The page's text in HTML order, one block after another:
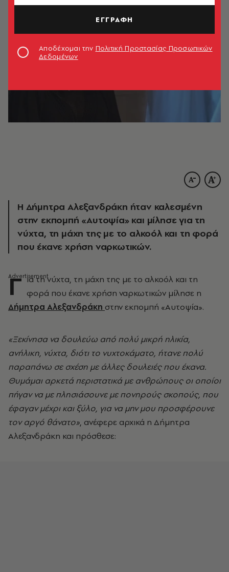
Η Δήμητρα Αλεξανδράκη ήταν καλεσμένη
στην εκπομπή «Αυτοψία» και μίλησε για τη
νύχτα, τη μάχη της με το αλκοόλ και τη φορά
που έκανε χρήση ναρκωτικών.
Γ ια τη νύχτα, τη μάχη της με το αλκοόλ και τη
φορά που έκανε χρήση ναρκωτικών μίλησε η
Δήμητρα Αλεξανδράκη στην εκπομπή «Αυτοψία».
«Ξεκίνησα να δουλεύω από πολύ μικρή ηλικία,
ανήλικη, νύχτα, διότι το νυχτοκάματο, ήτανε πολύ
παραπάνω σε σχέση με άλλες δουλειές που έκανα.
Θυμάμαι αρκετά περιστατικά με ανθρώπους οι οποίοι
πήγαν να με πλησιάσουνε με πονηρούς σκοπούς, που
έφαγαν μέχρι και ξύλο, για να μην μου προσφέρουνε
τον αργό θάνατο», ανέφερε αρχικά η Δήμητρα
Αλεξανδράκη και πρόσθεσε:
ΕΓΓΡΑΦΗ
Αποδέχομαι την Πολιτική Προστασίας Προσωπικών
Δεδομένων